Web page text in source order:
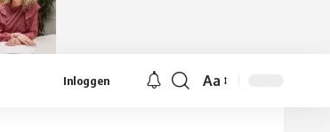
Inloggen
Lettergrootte
Aa